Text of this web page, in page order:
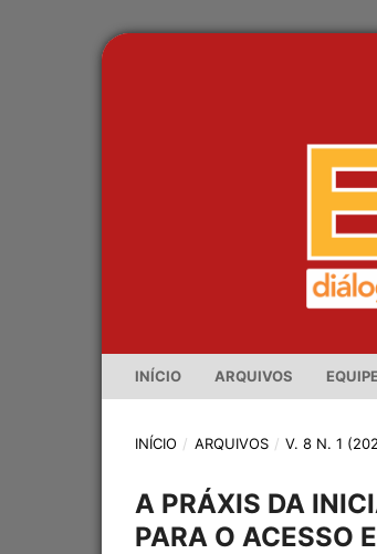
INÍCIO ARQUIVOS
INÍCIO / ARQUIVOS / V. 8 N. 1
A PRÁXIS DA
PARA O ACESSO